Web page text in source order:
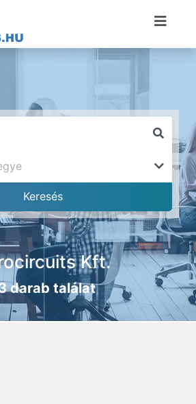
Kft.
darab találat